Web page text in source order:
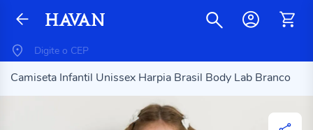
Camiseta Infantil Unissex Harpia Brasil Body Lab Branco